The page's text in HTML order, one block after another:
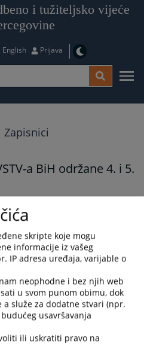
i tužiteljsko vijeće
English Prijava
Zapisnici
a BiH održane 4. i 5.
ODRŽANE 4. i 5. marta 2026.
jezik
skripte koje mogu
informacije iz vašeg
IP adresa uređaja, varijable o
neophodne i bez njih web
u svom punom obimu, dok
služe za dodatne stvari (npr.
usavršavanja
ili uskratiti pravo na